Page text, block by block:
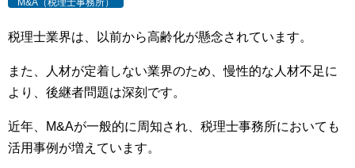
M&A（税理士事務所）
税理士業界は、以前から高齢化が懸念されています。
また、人材が定着しない業界のため、慢性的な人材不足に
より、後継者問題は深刻です。
近年、M&Aが一般的に周知され、税理士事務所においても
活用事例が増えています。